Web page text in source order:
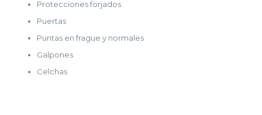
Protecciones forjados
Puertas
Puntas en frague y normales
Galpones
Celchas